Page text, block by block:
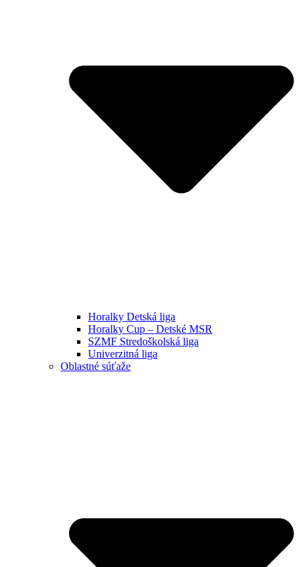
Horalky Detská liga
Horalky Cup – Detské MSR
SZMF Stredoškolská liga
Univerzitná liga
Oblastné súťaže